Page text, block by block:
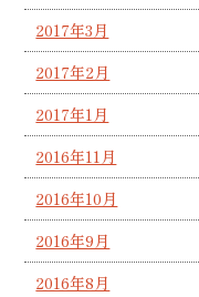
2017年3月
2017年2月
2017年1月
2016年11月
2016年10月
2016年9月
2016年8月